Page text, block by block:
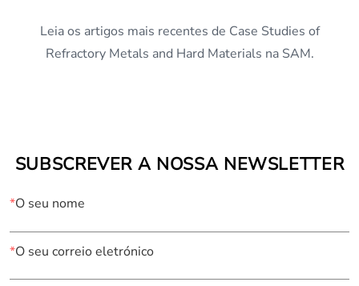
Leia os artigos mais recentes de Case Studies of
Refractory Metals and Hard Materials na SAM.
SUBSCREVER A NOSSA NEWSLETTER
*O seu nome
*O seu correio eletrónico